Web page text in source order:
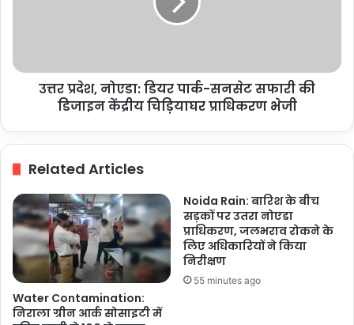
था
मास्टरमाइंड
डिजाइन
उत्तर प्रदेश, नोएडा: डियर पार्क-सनसेट सफारी की
डिजाइन केंद्रीय चिड़ियाघर प्राधिकरण भेजी
Related Articles
Water Contamination:
निराला ग्रीन आर्क सोसाइटी में
Noida Rain: बारिश के बीच
सड़कों पर उतरा नोएडा
प्राधिकरण, जलभराव रोकने के
लिए अधिकारियों ने किया
निरीक्षण
55 minutes ago